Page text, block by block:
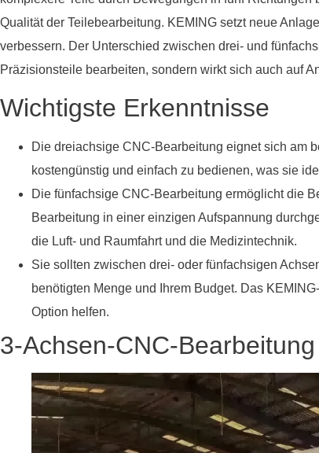
Qualität der Teilebearbeitung. KEMING setzt neue
verbessern. Der Unterschied zwischen drei- und
Präzisionsteile bearbeiten, sondern wirkt sich auch auf
Wichtigste Erkenntnisse
Die dreiachsige CNC-Bearbeitung eignet sich am
kostengünstig und einfach zu bedienen, was sie
Die fünfachsige CNC-Bearbeitung ermöglicht die
Bearbeitung in einer einzigen Aufspannung
die Luft- und Raumfahrt und die Medizintechnik.
Sie sollten zwischen drei- oder fünfachsigen
benötigten Menge und Ihrem Budget. Das
Option helfen.
3-Achsen-CNC-